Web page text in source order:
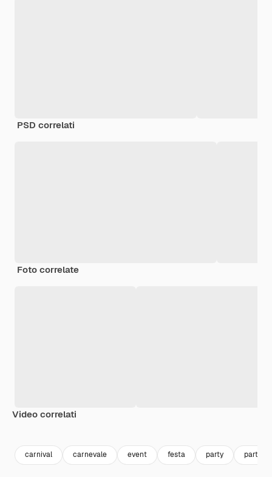
PSD correlati
Foto correlate
Video correlati
carnival carnevale event festa party party